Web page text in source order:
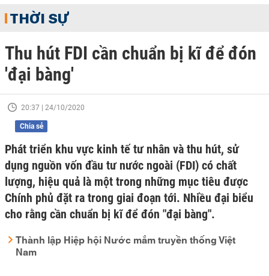
THỜI SỰ
Thu hút FDI cần chuẩn bị kĩ để đón
'đại bàng'
20:37 | 24/10/2020
Chia sẻ
Phát triển khu vực kinh tế tư nhân và thu hút, sử
dụng nguồn vốn đầu tư nước ngoài (FDI) có chất
lượng, hiệu quả là một trong những mục tiêu được
Chính phủ đặt ra trong giai đoạn tới. Nhiều đại biểu
cho rằng cần chuẩn bị kĩ để đón "đại bàng".
Thành lập Hiệp hội Nước mắm truyền thống Việt
Nam